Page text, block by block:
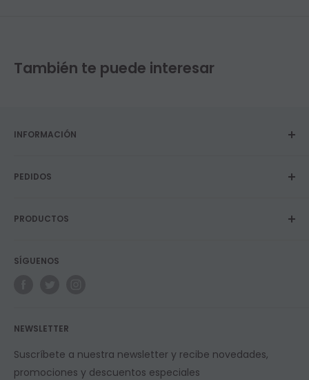
También te puede interesar
INFORMACIÓN
Privacidad y Política de cookies
Contacto
PEDIDOS
Devoluciones y garantías
PRODUCTOS
E-Líquidos
NEWSLETTER
Suscríbete a nuestra newsletter y recibe novedades,
promociones y descuentos especiales
SÍGUENOS